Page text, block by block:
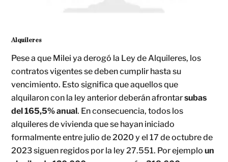
Alquileres
Pese a que Milei ya derogó la Ley de Alquileres, los
contratos vigentes se deben cumplir hasta su
vencimiento. Esto significa que aquellos que
alquilaron con la ley anterior deberán afrontarsubas
del 165,5% anual. En consecuencia, todos los
alquileres de vivienda que se hayan iniciado
formalmente entre julio de 2020 y el 17 de octubre de
2023 siguen regidos por la ley 27.551. Por ejemploun